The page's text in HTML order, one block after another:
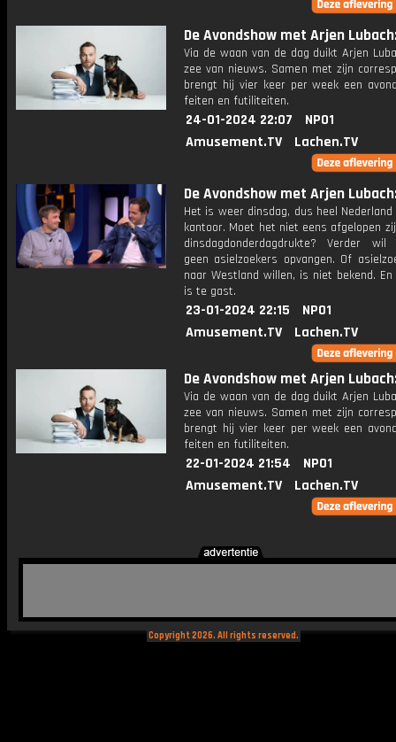
De Avondshow met Arjen
Via de waan van de dag duikt Arjen
zee van nieuws. Samen met zijn
brengt hij vier keer per week een
feiten en futiliteiten.
24-01-2024 22:07
NPO1
Amusement.TV
Lachen.TV
De Avondshow met Arjen
Het is weer dinsdag, dus heel
kantoor. Moet het niet eens afgelopen
dinsdagdonderdagdrukte? Verder wil
geen asielzoekers opvangen. Of
naar Westland willen, is niet bekend. En
is te gast.
23-01-2024 22:15
NPO1
Amusement.TV
Lachen.TV
De Avondshow met Arjen
Via de waan van de dag duikt Arjen
zee van nieuws. Samen met zijn
brengt hij vier keer per week een
feiten en futiliteiten.
22-01-2024 21:54
NPO1
Amusement.TV
Lachen.TV
Copyright 2026. All rights reserved.